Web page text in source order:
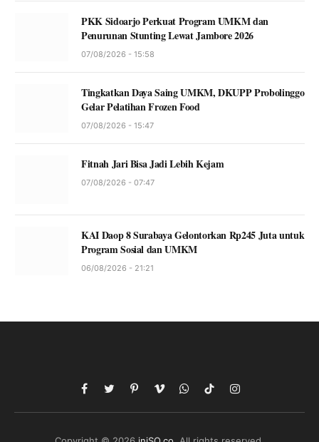
PKK Sidoarjo Perkuat Program UMKM dan
Penurunan Stunting Lewat Jambore 2026
07/08/2026 - 15:58
Tingkatkan Daya Saing UMKM, DKUPP Probolinggo
Gelar Pelatihan Frozen Food
07/08/2026 - 15:47
Fitnah Jari Bisa Jadi Lebih Kejam
07/08/2026 - 07:47
KAI Daop 8 Surabaya Gelontorkan Rp245 Juta untuk
Program Sosial dan UMKM
06/08/2026 - 21:21
Facebook
TwitterPinterestVimeoWhatsApp
TikTokInstagram